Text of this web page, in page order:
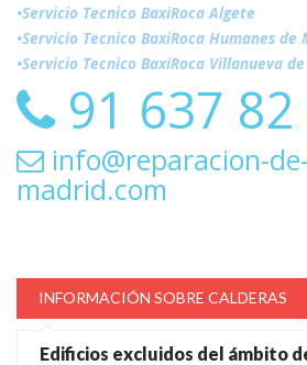
•Servicio Tecnico BaxiRoca Algete
•Servicio Tecnico BaxiRoca Humanes de
•Servicio Tecnico BaxiRoca Villanueva
91 637 82
info@reparacion-
madrid.com
INFORMACIÓN SOBRE CALDERAS
Edificios excluidos del ámbito